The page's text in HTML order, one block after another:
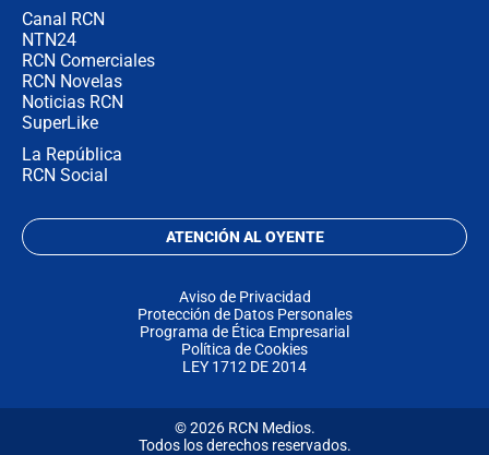
Canal RCN
NTN24
RCN Comerciales
RCN Novelas
Noticias RCN
SuperLike
La República
RCN Social
ATENCIÓN AL OYENTE
Aviso de Privacidad
Protección de Datos Personales
Programa de Ética Empresarial
Política de Cookies
LEY 1712 DE 2014
© 2026 RCN Medios.
Todos los derechos reservados.